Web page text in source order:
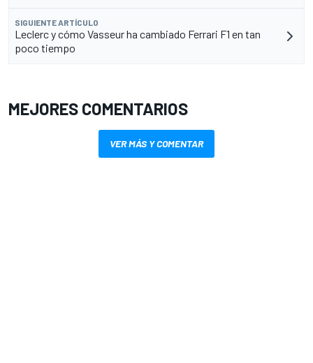
SIGUIENTE ARTÍCULO
Leclerc y cómo Vasseur ha cambiado Ferrari F1 en tan
poco tiempo
MEJORES COMENTARIOS
VER MÁS Y COMENTAR